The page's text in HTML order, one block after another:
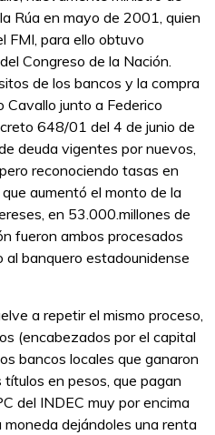
Rúa en mayo de 2001, quien
FMI, para ello obtuvo
Congreso de la Nación.
de los bancos y la compra
Cavallo junto a Federico
648/01 del 4 de junio de
deuda vigentes por nuevos,
reconociendo tasas en
aumentó el monto de la
en 53.000.millones de
fueron ambos procesados
al banquero estadounidense
a repetir el mismo proceso,
(encabezados por el capital
bancos locales que ganaron
en pesos, que pagan
del INDEC muy por encima
dejándoles una renta